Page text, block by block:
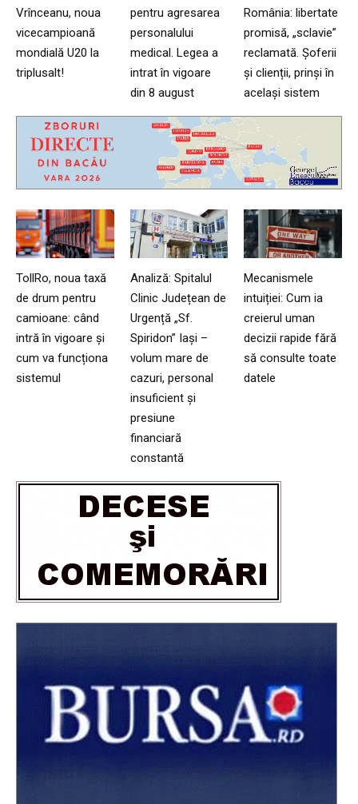
Vrînceanu, noua
vicecampioană
mondială U20 la
triplusalt!
pentru agresarea
personalului
medical. Legea a
intrat în vigoare
din 8 august
România: libertate
promisă, „sclavie”
reclamată. Șoferii
și clienții, prinși în
același sistem
TollRo, noua taxă
de drum pentru
camioane: când
intră în vigoare și
cum va funcționa
sistemul
Analiză: Spitalul
Clinic Județean de
Urgență „Sf.
Spiridon” Iași –
volum mare de
cazuri, personal
insuficient și
presiune
financiară
constantă
Mecanismele
intuiției: Cum ia
creierul uman
decizii rapide fără
să consulte toate
datele